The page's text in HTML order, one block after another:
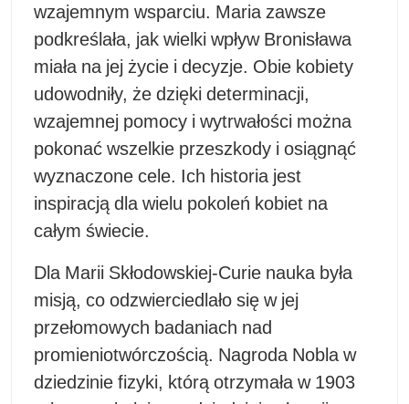
wzajemnym wsparciu. Maria zawsze
podkreślała, jak wielki wpływ Bronisława
miała na jej życie i decyzje. Obie kobiety
udowodniły, że dzięki determinacji,
wzajemnej pomocy i wytrwałości można
pokonać wszelkie przeszkody i osiągnąć
wyznaczone cele. Ich historia jest
inspiracją dla wielu pokoleń kobiet na
całym świecie.
Dla Marii Skłodowskiej-Curie nauka była
misją, co odzwierciedlało się w jej
przełomowych badaniach nad
promieniotwórczością. Nagroda Nobla w
dziedzinie fizyki, którą otrzymała w 1903